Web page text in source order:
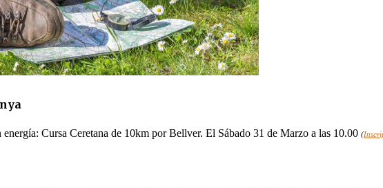
Cursa Ceretana de 10km por Bellver. El Sábado 31 de Marzo a las 10.00 (